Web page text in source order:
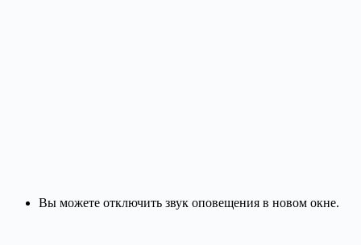
Вы можете отключить звук оповещения в новом окне.